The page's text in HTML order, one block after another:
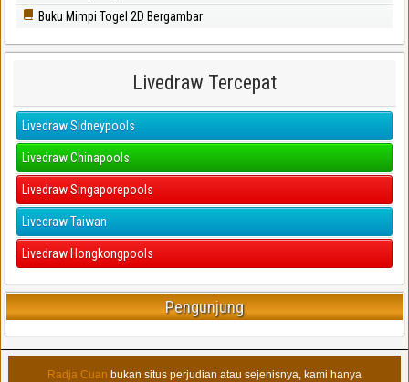
Buku Mimpi Togel 2D Bergambar
Livedraw Tercepat
Livedraw Sidneypools
Livedraw Chinapools
Livedraw Singaporepools
Livedraw Taiwan
Livedraw Hongkongpools
Pengunjung
Radja Cuan bukan situs perjudian atau sejenisnya, kami hanya